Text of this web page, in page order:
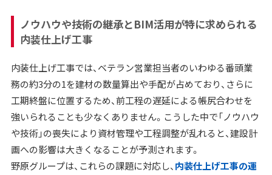
ノウハウや技術の継承とBIM活用が特に求められる
内装仕上げ工事
内装仕上げ工事では、ベテラン営業担当者のいわゆる番頭業
務の約3分の1を建材の数量算出や手配が占めており、さらに
工期終盤に位置するため、前工程の遅延による帳尻合わせを
強いられることも少なくありません。こうした中で「ノウハウ
や技術」の喪失により資材管理や工程調整が乱れると、建設計
画への影響は大きくなることが予測されます。
野原グループは、これらの課題に対応し、 内装仕上げ工事の運